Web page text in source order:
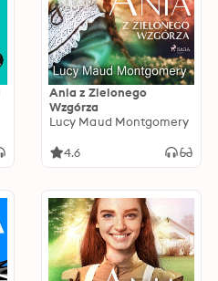
Ania z Zielonego
Wzgórza
Lucy Maud Montgomery
4.6